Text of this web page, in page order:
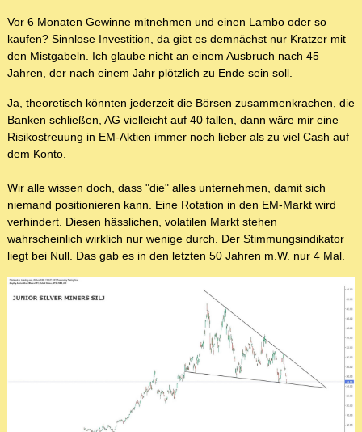
Vor 6 Monaten Gewinne mitnehmen und einen Lambo oder so
kaufen? Sinnlose Investition, da gibt es demnächst nur Kratzer mit
den Mistgabeln. Ich glaube nicht an einem Ausbruch nach 45
Jahren, der nach einem Jahr plötzlich zu Ende sein soll.
Ja, theoretisch könnten jederzeit die Börsen zusammenkrachen, die
Banken schließen, AG vielleicht auf 40 fallen, dann wäre mir eine
Risikostreuung in EM-Aktien immer noch lieber als zu viel Cash auf
dem Konto.
Wir alle wissen doch, dass "die" alles unternehmen, damit sich
niemand positionieren kann. Eine Rotation in den EM-Markt wird
verhindert. Diesen hässlichen, volatilen Markt stehen
wahrscheinlich wirklich nur wenige durch. Der Stimmungsindikator
liegt bei Null. Das gab es in den letzten 50 Jahren m.W. nur 4 Mal.